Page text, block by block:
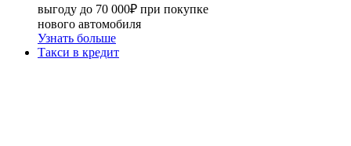
выгоду до 70 000₽ при покупке
нового автомобиля
Узнать больше
Такси в кредит